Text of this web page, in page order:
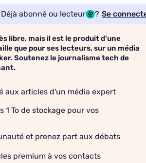
Déjà abonné ou lecteur ? Se
libre, mais il est le produit d'une
que pour ses lecteurs, sur un média
Soutenez le journalisme tech de
aux articles d'un média expert
1 To de stockage pour vos
et prenez part aux débats
premium à vos contacts